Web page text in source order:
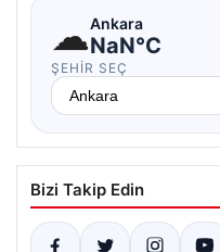
☁Ankara
NaN°C
ŞEHIR SEÇ
Bizi Takip Edin